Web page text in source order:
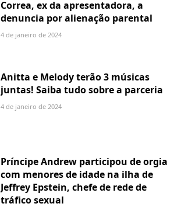
Correa, ex da apresentadora, a
denuncia por alienação parental
4 de janeiro de 2024
Anitta e Melody terão 3 músicas
juntas! Saiba tudo sobre a parceria
4 de janeiro de 2024
Príncipe Andrew participou de orgia
com menores de idade na ilha de
Jeffrey Epstein, chefe de rede de
tráfico sexual